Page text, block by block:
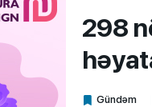
298
Gündəm